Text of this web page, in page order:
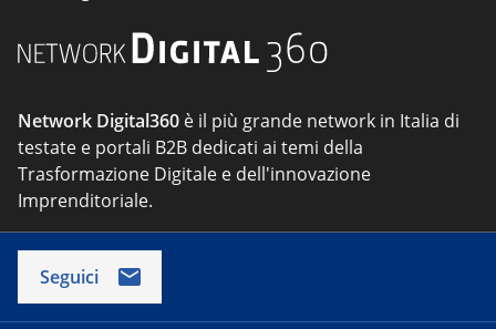
Network Digital360 è il più grande network in Italia di
testate e portali B2B dedicati ai temi della
Trasformazione Digitale e dell'innovazione
Imprenditoriale.
Seguici